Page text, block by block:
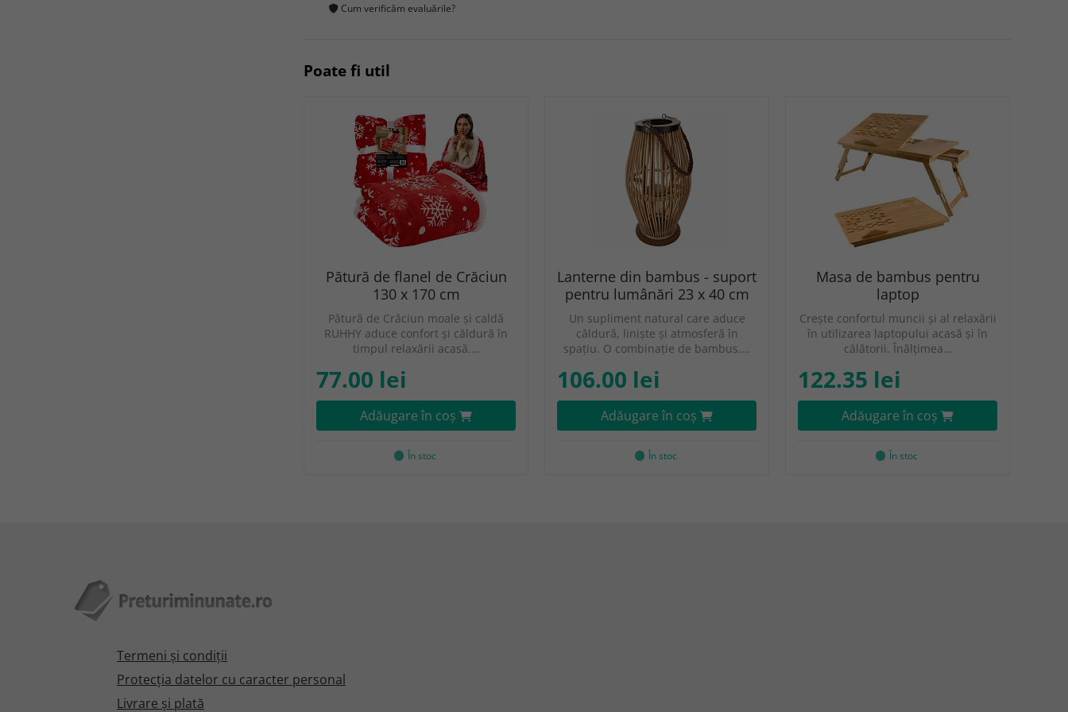
Cum verificăm evaluările?
Poate fi util
Pătură de flanel de Crăciun
130 x 170 cm
Pătură de Crăciun moale și caldă
RUHHY aduce confort și căldură în
timpul relaxării acasă.…
77.00 lei
Adăugare în coş
În stoc
Lanterne din bambus - suport
pentru lumânări 23 x 40 cm
Un supliment natural care aduce
căldură, liniște și atmosferă în
spațiu. O combinație de bambus,…
106.00 lei
Adăugare în coş
În stoc
Masa de bambus pentru
laptop
Crește confortul muncii și al relaxării
în utilizarea laptopului acasă și în
călătorii. Înălțimea…
122.35 lei
Adăugare în coş
În stoc
Termeni şi condiţii
Protecţia datelor cu caracter personal
Livrare și plată